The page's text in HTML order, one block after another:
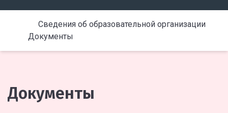
Сведения об образовательной организации
Документы
Документы